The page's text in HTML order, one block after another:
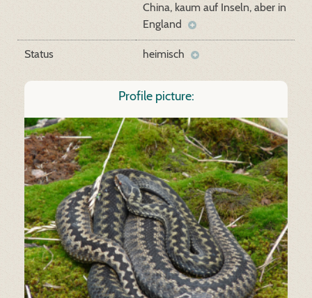
China, kaum auf Inseln, aber in
England
Status heimisch
Profile picture: